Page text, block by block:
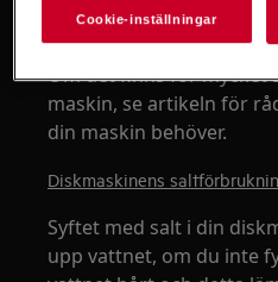
Om det finns för mycket
maskin, se artikeln för
din maskin behöver.
Diskmaskinens
Syftet med salt i din
upp vattnet, om du inte
Cookie-inställningar